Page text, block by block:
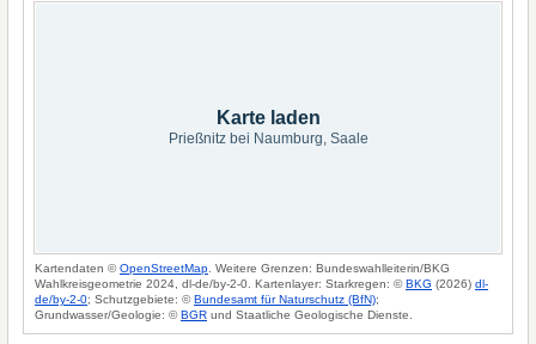
Karte laden
Prießnitz bei Naumburg, Saale
Kartendaten ©OpenStreetMap . Weitere Grenzen: Bundeswahlleiterin/BKG
Wahlkreisgeometrie 2024, dl-de/by-2-0. Kartenlayer: Starkregen: ©BKG (2026) dl-
de/by-2-0; Schutzgebiete: ©Bundesamt für Naturschutz (BfN);
Grundwasser/Geologie: ©BGR und Staatliche Geologische Dienste.